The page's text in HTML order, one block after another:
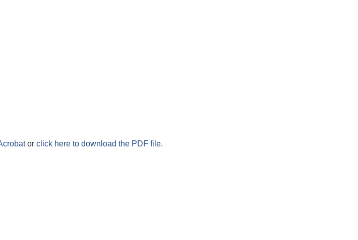
or click here to download the PDF file.